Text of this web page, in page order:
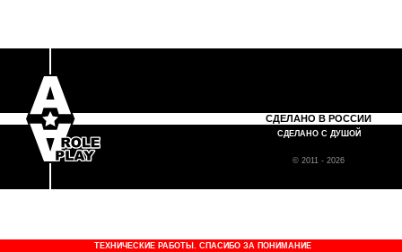
СДЕЛАНО В РОССИИ
СДЕЛАНО С ДУШОЙ
© 2011 - 2026
ТЕХНИЧЕСКИЕ РАБОТЫ. СПАСИБО ЗА ПОНИМАНИЕ